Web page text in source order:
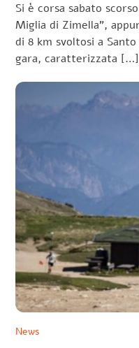
Si è corsa sabato
Miglia di Zimella”,
di 8 km svoltosi a
gara, caratterizzata […]
News